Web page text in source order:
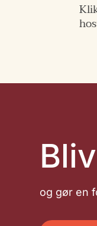
og gør en